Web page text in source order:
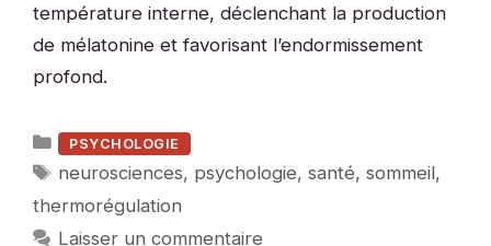
température interne, déclenchant la production
de mélatonine et favorisant l’endormissement
profond.
Catégories
PSYCHOLOGIE
Étiquettes
neurosciences, psychologie,santé,sommeil,
thermorégulation
Laisser un commentaire